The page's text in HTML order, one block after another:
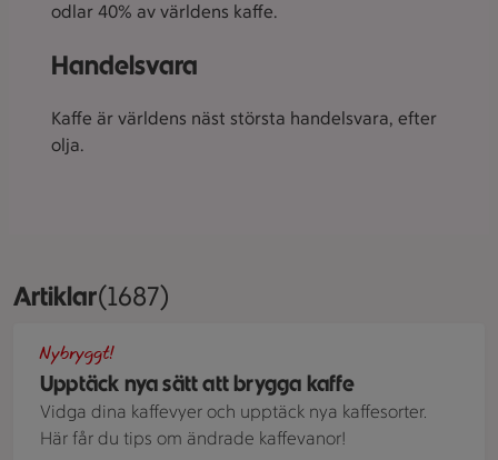
odlar 40% av världens kaffe.
Handelsvara
Kaffe är världens näst största handelsvara, efter
olja.
ArtiklarVisar 1687 stycken
(1687)
Upptäck nya sätt att brygga kaffe
Nybryggt!
Vidga dina kaffevyer och upptäck nya kaffesorter.
Här får du tips om ändrade kaffevanor!